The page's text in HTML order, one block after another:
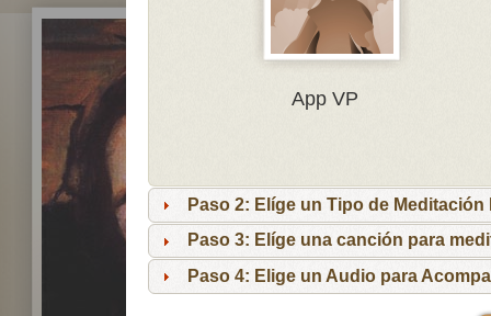
App VP
Paso 2: Elíge un Tipo de Meditación
Paso 3: Elíge una canción para
Paso 4: Elige un Audio para